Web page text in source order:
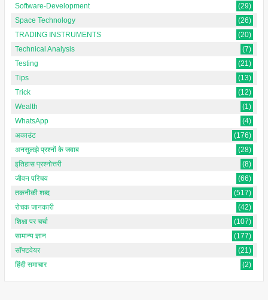
Software-Development
(29)
Space Technology
(26)
TRADING INSTRUMENTS
(20)
Technical Analysis
(7)
Testing
(21)
Tips
(13)
Trick
(12)
Wealth
(1)
WhatsApp
(4)
अकाउंट
(176)
अनसुलझे प्रश्नों के जवाब
(28)
इतिहास प्रश्नोत्तरी
(8)
जीवन परिचय
(66)
तकनीकी शब्द
(517)
रोचक जानकारी
(42)
शिक्षा पर चर्चा
(107)
सामान्य ज्ञान
(177)
सॉफ्टवेयर
(21)
हिंदी समाचार
(2)